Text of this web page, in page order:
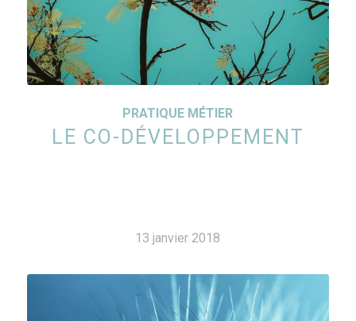
PRATIQUE MÉTIER
LE CO-DÉVELOPPEMENT
13 janvier 2018